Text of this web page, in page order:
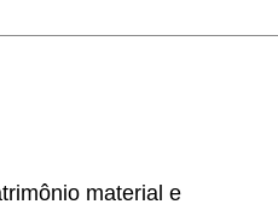
material e